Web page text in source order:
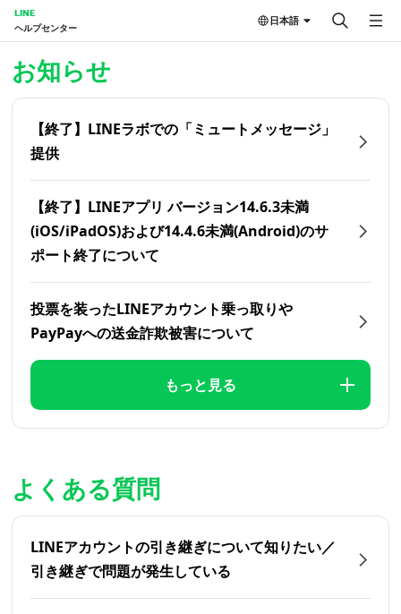
LINE
ヘルプセンター
日本語
お知らせ
【終了】LINEラボでの「ミュートメッセージ」
提供
【終了】LINEアプリ バージョン14.6.3未満
(iOS/iPadOS)および14.4.6未満(Android)のサ
ポート終了について
投票を装ったLINEアカウント乗っ取りや
PayPayへの送金詐欺被害について
もっと見る
よくある質問
LINEアカウントの引き継ぎについて知りたい／
引き継ぎで問題が発生している